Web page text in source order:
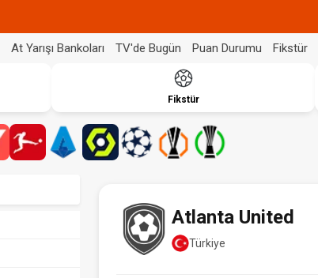
At Yarışı Bankoları TV'de Bugün Puan Durumu Fikstür
Fikstür
Atlanta United
Türkiye